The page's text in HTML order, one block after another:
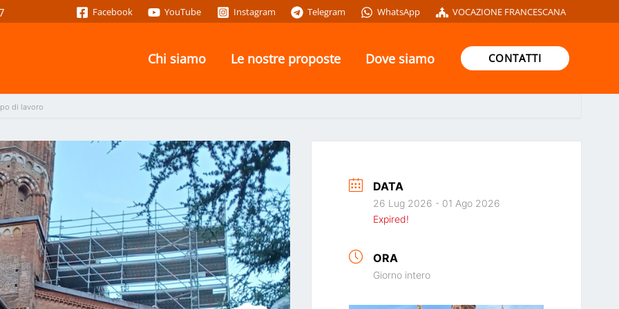
Facebook YouTube Instagram Telegram WhatsApp VOCAZIONE FRANCESCANA
Chi siamo Le nostre proposte Dove siamo CONTATTI
di lavoro
DATA
26 Lug 2026 - 01 Ago 2026
Expired!
ORA
Giorno intero